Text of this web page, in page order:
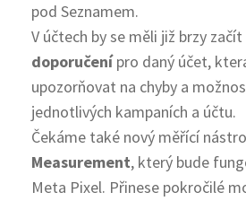
pod Seznamem.
V účtech by se měli již brzy
doporučenípro daný účet,
upozorňovat na chyby a
jednotlivých kampaních a účtu.
Čekáme také nový měřící
Measurement, který bude
Meta Pixel. Přinese pokročilé